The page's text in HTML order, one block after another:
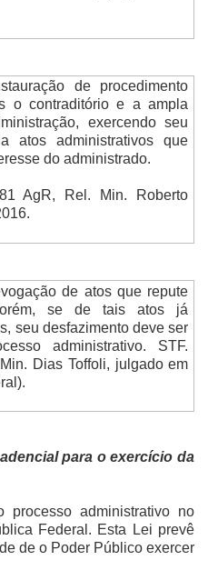
de procedimento
o contraditório e a ampla
exercendo seu
atos administrativos que
do administrado.
AgR, Rel. Min. Roberto
de atos que repute
se de tais atos já
seu desfazimento deve ser
administrativo. STF.
Dias Toffoli, julgado em
para o exercício da
administrativo no
Federal. Esta Lei prevê
de o Poder Público exercer